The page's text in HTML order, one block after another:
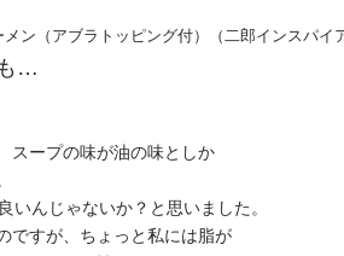
ン（アブラトッピング付）（二郎インスパイ
…
スープの味が油の味としか
いんじゃないか？と思いました。
ですが、ちょっと私には脂が